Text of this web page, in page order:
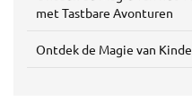
met Tastbare Avonturen
Ontdek de Magie van